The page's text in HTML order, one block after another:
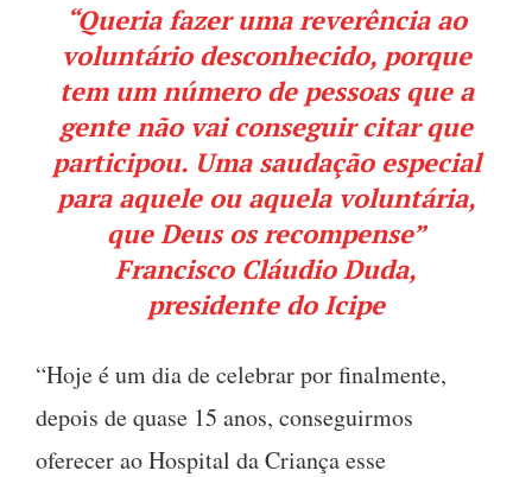
“Queria fazer uma reverência ao
voluntário desconhecido, porque
tem um número de pessoas que a
gente não vai conseguir citar que
participou. Uma saudação especial
para aquele ou aquela voluntária,
que Deus os recompense”
Francisco Cláudio Duda,
presidente do Icipe
“Hoje é um dia de celebrar por finalmente,
depois de quase 15 anos, conseguirmos
oferecer ao Hospital da Criança esse